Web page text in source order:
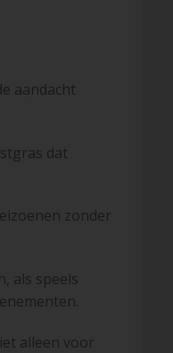
aandacht
dat
zonder
als speels
alleen voor